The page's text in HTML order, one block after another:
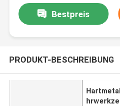
Bestpreis
PRODUKT-BESCHREIBUNG